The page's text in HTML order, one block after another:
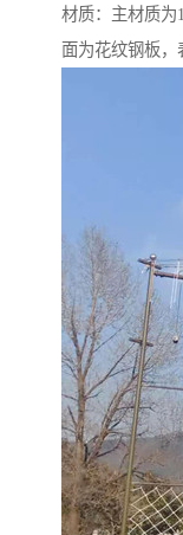
材质：主材质为
面为花纹钢板，